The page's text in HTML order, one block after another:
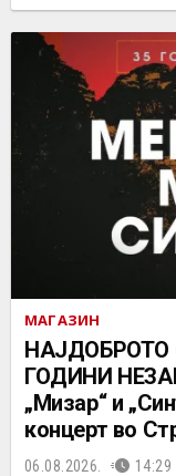
МАГАЗИН
НАЈДОБРОТО
ГОДИНИ
„Мизар“ и
концерт во
06.08.2026. 14:29